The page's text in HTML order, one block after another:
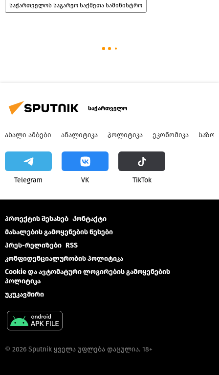
საქართველოს საგარეო საქმეთა სამინისტრო
საქართველო
ᲐᲮᲐᲚᲘ ᲐᲛᲑᲔᲑᲘ ᲐᲜᲐᲚᲘᲢᲘᲙᲐ ᲞᲝᲚᲘᲢᲘᲙᲐ ᲔᲙᲝᲜᲝᲛᲘᲙᲐ
Telegram VK ТikТоk
პროექტის შესახებ Კონტაქტი
მასალების გამოყენების წესები
პრეს-რელიზები RSS
კონფიდენციალურობის პოლიტიკა
Cookie და ავტომატური ლოგირების გამოყენების
პოლიტიკა
უკუკავშირი
© 2026 Sputnik ყველა უფლება დაცულია. 18+